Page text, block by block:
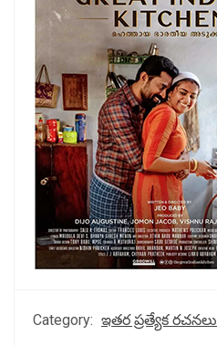
Category: ఇతర ప్రత్యేక రచనలు